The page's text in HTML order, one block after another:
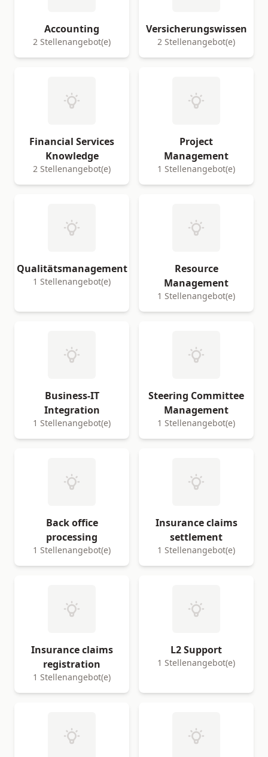
Accounting
2 Stellenangebot(e)
Versicherungswissen
2 Stellenangebot(e)
Financial Services
Knowledge
2 Stellenangebot(e)
Project
Management
1 Stellenangebot(e)
Qualitätsmanagement
1 Stellenangebot(e)
Resource
Management
1 Stellenangebot(e)
Business-IT
Integration
1 Stellenangebot(e)
Steering Committee
Management
1 Stellenangebot(e)
Back office
processing
1 Stellenangebot(e)
Insurance claims
settlement
1 Stellenangebot(e)
Insurance claims
registration
1 Stellenangebot(e)
L2 Support
1 Stellenangebot(e)